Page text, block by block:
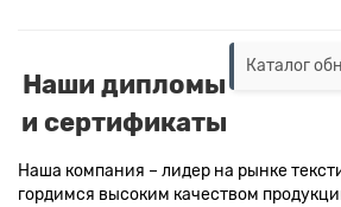
Каталог
Наши дипломы
и сертификаты
Наша компания – лидер на рынке
гордимся высоким качеством